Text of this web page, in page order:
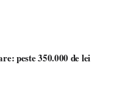
peste 350.000 de lei